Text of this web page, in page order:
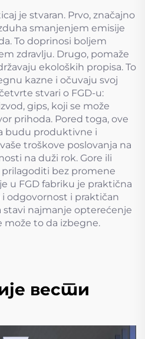
je stvaran. Prvo, značajno
smanjenjem emisije
To doprinosi boljem
zdravlju. Drugo, pomaže
ekoloških propisa. To
kazne i očuvaju svoj
stvari o FGD-u:
gips, koji se može
prihoda. Pored toga, ove
budu produktivne i
troškove poslovanja na
na duži rok. Gore ili
bez promene
u FGD fabriku je praktična
odgovornost i praktičan
stavi najmanje opterećenje
može to da izbegne.
вести